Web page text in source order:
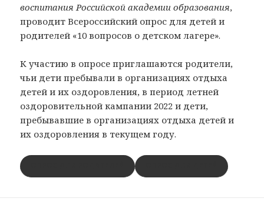
воспитания Российской академии образования,
проводит Всероссийский опрос для детей и
родителей «10 вопросов о детском лагере».
К участию в опросе приглашаются родители,
чьи дети пребывали в организациях отдыха
детей и их оздоровления, в период летней
оздоровительной кампании 2022 и дети,
пребывавшие в организациях отдыха детей и
их оздоровления в текущем году.